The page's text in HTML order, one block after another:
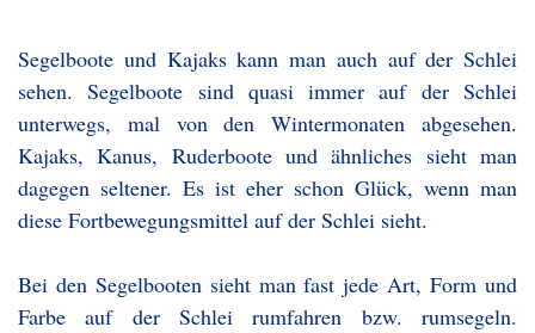
Segelboote und Kajaks kann man auch auf der Schlei
sehen. Segelboote sind quasi immer auf der Schlei
unterwegs, mal von den Wintermonaten abgesehen.
Kajaks, Kanus, Ruderboote und ähnliches sieht man
dagegen seltener. Es ist eher schon Glück, wenn man
diese Fortbewegungsmittel auf der Schlei sieht.
Bei den Segelbooten sieht man fast jede Art, Form und
Farbe auf der Schlei rumfahren bzw. rumsegeln.